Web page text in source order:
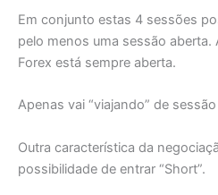
Em conjunto estas 4 sessões
pelo menos uma sessão
Forex está sempre aberta.
Apenas vai “viajando” de
Outra característica da
possibilidade de entrar “Short”.